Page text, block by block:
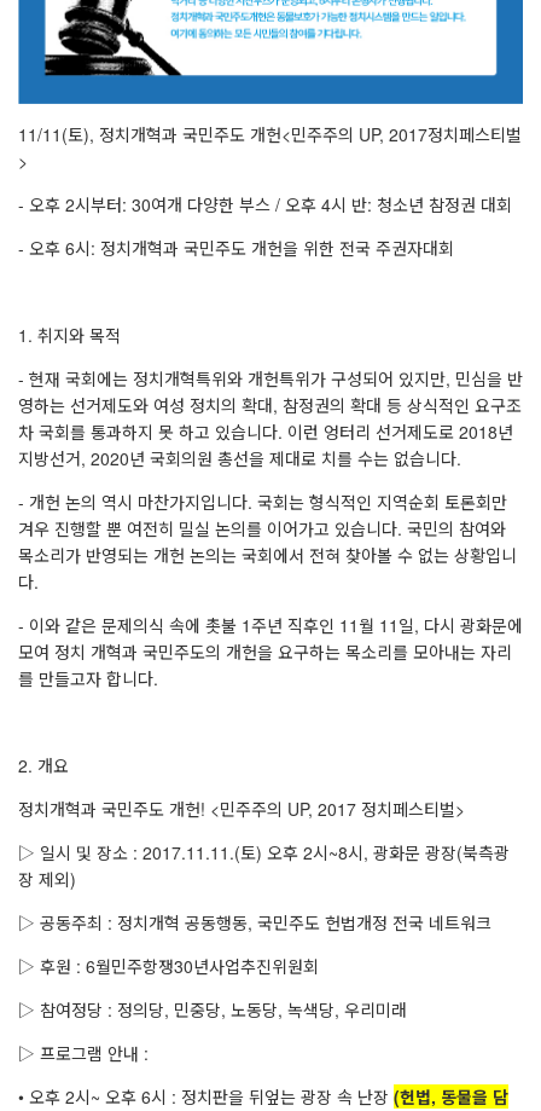
11/11(토), 정치개혁과 국민주도 개헌<민주주의 UP, 2017정치페스티벌
>
- 오후 2시부터: 30여개 다양한 부스 / 오후 4시 반: 청소년 참정권 대회
- 오후 6시: 정치개혁과 국민주도 개헌을 위한 전국 주권자대회
1. 취지와 목적
- 현재 국회에는 정치개혁특위와 개헌특위가 구성되어 있지만, 민심을 반
영하는 선거제도와 여성 정치의 확대, 참정권의 확대 등 상식적인 요구조
차 국회를 통과하지 못 하고 있습니다. 이런 엉터리 선거제도로 2018년
지방선거, 2020년 국회의원 총선을 제대로 치를 수는 없습니다.
- 개헌 논의 역시 마찬가지입니다. 국회는 형식적인 지역순회 토론회만
겨우 진행할 뿐 여전히 밀실 논의를 이어가고 있습니다. 국민의 참여와
목소리가 반영되는 개헌 논의는 국회에서 전혀 찾아볼 수 없는 상황입니
다.
- 이와 같은 문제의식 속에 촛불 1주년 직후인 11월 11일, 다시 광화문에
모여 정치 개혁과 국민주도의 개헌을 요구하는 목소리를 모아내는 자리
를 만들고자 합니다.
2. 개요
정치개혁과 국민주도 개헌! <민주주의 UP, 2017 정치페스티벌>
▷ 일시 및 장소 : 2017.11.11.(토) 오후 2시~8시, 광화문 광장(북측광
장 제외)
▷ 공동주최 : 정치개혁 공동행동, 국민주도 헌법개정 전국 네트워크
▷ 후원 : 6월민주항쟁30년사업추진위원회
▷ 참여정당 : 정의당, 민중당, 노동당, 녹색당, 우리미래
▷ 프로그램 안내 :
• 오후 2시~ 오후 6시 : 정치판을 뒤엎는 광장 속 난장 (헌법, 동물을 담